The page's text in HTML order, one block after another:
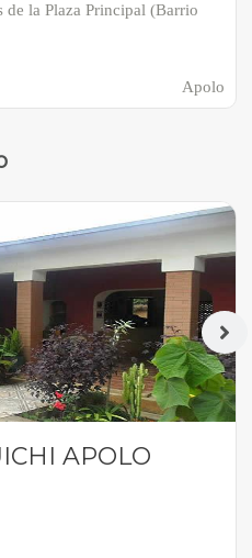
de la Plaza Principal (Barrio
Apolo
APOLO